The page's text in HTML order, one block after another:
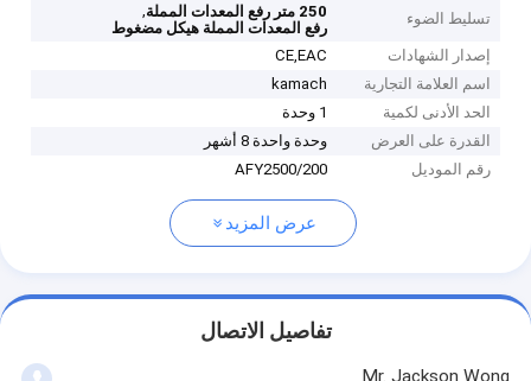
تسليط الضوء 250 متر رفع المعدات المملة
,
رفع المعدات المملة هيكل مضغوط
إصدار الشهادات
CE,EAC
اسم العلامة التجارية
kamach
الحد الأدنى لكمية
1 وحدة
القدرة على العرض
وحدة واحدة 8 أشهر
رقم الموديل
AFY2500/200
عرض المزيد
تفاصيل الاتصال
Mr. Jackson Wong